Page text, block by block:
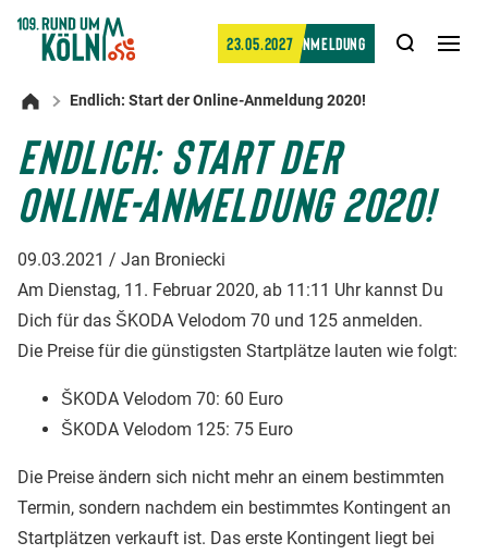
23.05.2027 Anmeldung Suche
Startseite
Endlich: Start der Online-Anmeldung 2020!
ENDLICH: START DER
ONLINE-ANMELDUNG 2020!
09.03.2021 / Jan Broniecki
Am Dienstag, 11. Februar 2020, ab 11:11 Uhr kannst Du
Dich für das ŠKODA Velodom 70 und 125 anmelden.
Die Preise für die günstigsten Startplätze lauten wie folgt:
ŠKODA Velodom 70: 60 Euro
ŠKODA Velodom 125: 75 Euro
Die Preise ändern sich nicht mehr an einem bestimmten
Termin, sondern nachdem ein bestimmtes Kontingent an
Startplätzen verkauft ist. Das erste Kontingent liegt bei